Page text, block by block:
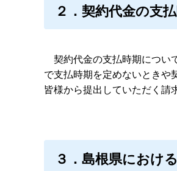
２．契約代金の支
契約代金の支払時期につい
で支払時期を定めないときや
皆様から提出していただく請
３．島根県におけ